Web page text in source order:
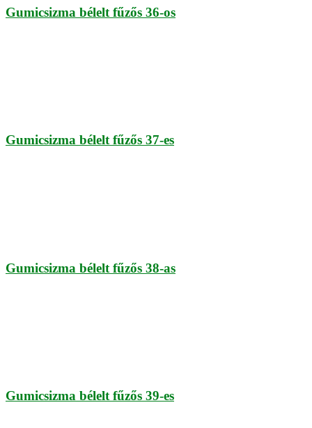
Gumicsizma bélelt fűzős 36-os
Gumicsizma bélelt fűzős 37-es
Gumicsizma bélelt fűzős 38-as
Gumicsizma bélelt fűzős 39-es